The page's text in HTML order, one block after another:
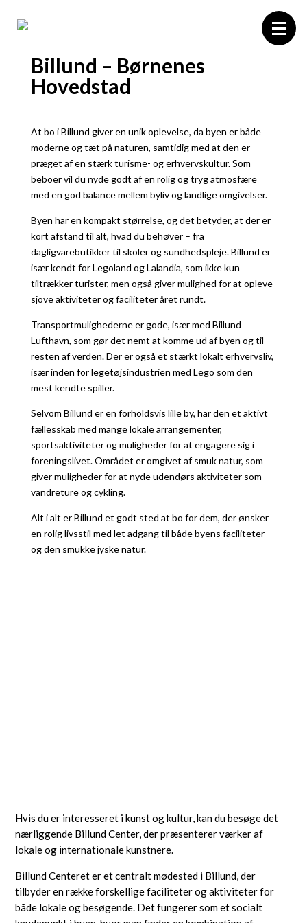
Forside
Projektet
Området
Kontakt
Billund – Børnenes
Hovedstad
At bo i Billund giver en unik oplevelse, da byen er både
moderne og tæt på naturen, samtidig med at den er
præget af en stærk turisme- og erhvervskultur. Som
beboer vil du nyde godt af en rolig og tryg atmosfære
med en god balance mellem byliv og landlige omgivelser.
Byen har en kompakt størrelse, og det betyder, at der er
kort afstand til alt, hvad du behøver – fra
dagligvarebutikker til skoler og sundhedspleje. Billund er
især kendt for Legoland og Lalandia, som ikke kun
tiltrækker turister, men også giver mulighed for at opleve
sjove aktiviteter og faciliteter året rundt.
Transportmulighederne er gode, især med Billund
Lufthavn, som gør det nemt at komme ud af byen og til
resten af verden. Der er også et stærkt lokalt erhvervsliv,
især inden for legetøjsindustrien med Lego som den
mest kendte spiller.
Selvom Billund er en forholdsvis lille by, har den et aktivt
fællesskab med mange lokale arrangementer,
sportsaktiviteter og muligheder for at engagere sig i
foreningslivet. Området er omgivet af smuk natur, som
giver muligheder for at nyde udendørs aktiviteter som
vandreture og cykling.
Alt i alt er Billund et godt sted at bo for dem, der ønsker
en rolig livsstil med let adgang til både byens faciliteter
og den smukke jyske natur.
Hvis du er interesseret i kunst og kultur, kan du besøge det
nærliggende Billund Center, der præsenterer værker af
lokale og internationale kunstnere.
Billund Centeret er et centralt mødested i Billund, der
tilbyder en række forskellige faciliteter og aktiviteter for
både lokale og besøgende. Det fungerer som et socialt